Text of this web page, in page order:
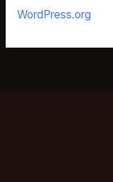
WordPress.org